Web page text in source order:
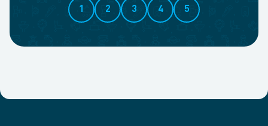
1 2 3 4 5